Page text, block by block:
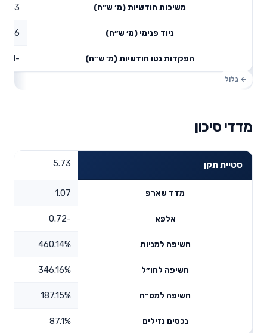
משיכות חודשיות (מ׳ ש״ח) 2.3
ניוד פנימי (מ׳ ש״ח) 1.26
הפקדות נטו חודשיות (מ׳ ש״ח) -2.61
מדדי סיכון
סטיית תקן 5.73
מדד שארפ 1.07
אלפא -0.72
חשיפה למניות 460.14%
חשיפה לחו״ל 346.16%
חשיפה למט״ח 187.15%
נכסים נזילים 87.1%